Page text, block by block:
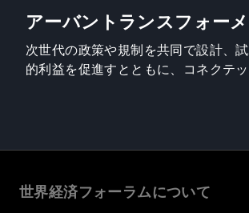
アーバントランスフォー
次世代の政策や規制を共同で設計、
的利益を促進すとともに、コネクテ
世界経済フォーラムについて